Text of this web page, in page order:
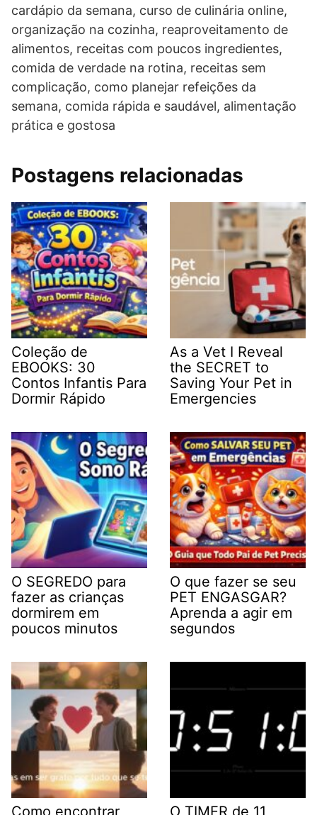
cardápio da semana, curso de culinária online,
organização na cozinha, reaproveitamento de
alimentos, receitas com poucos ingredientes,
comida de verdade na rotina, receitas sem
complicação, como planejar refeições da
semana, comida rápida e saudável, alimentação
prática e gostosa
Postagens relacionadas
Coleção de
EBOOKS: 30
Contos Infantis Para
Dormir Rápido
As a Vet I Reveal
the SECRET to
Saving Your Pet in
Emergencies
O SEGREDO para
fazer as crianças
dormirem em
poucos minutos
O que fazer se seu
PET ENGASGAR?
Aprenda a agir em
segundos